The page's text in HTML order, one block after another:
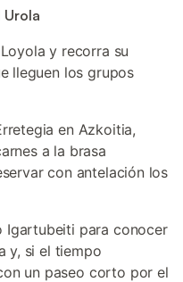
Urola
y recorra su
lleguen los grupos
en Azkoitia,
a la brasa
con antelación los
Igartubeiti para conocer
y, si el tiempo
un paseo corto por el